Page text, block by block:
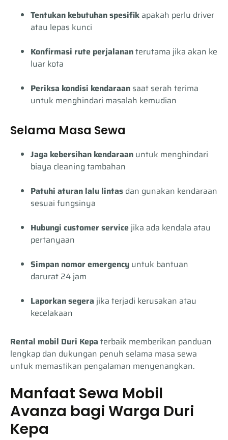
Tentukan kebutuhan spesifik apakah perlu driver
atau lepas kunci
Konfirmasi rute perjalananterutama jika akan ke
luar kota
Periksa kondisi kendaraan saat serah terima
untuk menghindari masalah kemudian
Selama Masa Sewa
Jaga kebersihan kendaraan untuk menghindari
biaya cleaning tambahan
Patuhi aturan lalu lintas dan gunakan kendaraan
sesuai fungsinya
Hubungi customer service jika ada kendala atau
pertanyaan
Simpan nomor emergency untuk bantuan
darurat 24 jam
Laporkan segera jika terjadi kerusakan atau
kecelakaan
Rental mobil Duri Kepa terbaik memberikan panduan
lengkap dan dukungan penuh selama masa sewa
untuk memastikan pengalaman menyenangkan.
Manfaat Sewa Mobil
Avanza bagi Warga Duri
Kepa